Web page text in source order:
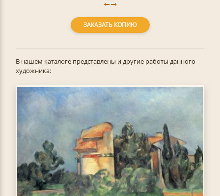
ЗАКАЗАТЬ КОПИЮ
В нашем каталоге представлены и другие работы данного
художника: